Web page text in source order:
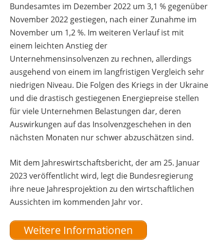
Bundesamtes im Dezember 2022 um 3,1 % gegenüber
November 2022 gestiegen, nach einer Zunahme im
November um 1,2 %. Im weiteren Verlauf ist mit
einem leichten Anstieg der
Unternehmensinsolvenzen zu rechnen, allerdings
ausgehend von einem im langfristigen Vergleich sehr
niedrigen Niveau. Die Folgen des Kriegs in der Ukraine
und die drastisch gestiegenen Energiepreise stellen
für viele Unternehmen Belastungen dar, deren
Auswirkungen auf das Insolvenzgeschehen in den
nächsten Monaten nur schwer abzuschätzen sind.
Mit dem Jahreswirtschaftsbericht, der am 25. Januar
2023 veröffentlicht wird, legt die Bundesregierung
ihre neue Jahresprojektion zu den wirtschaftlichen
Aussichten im kommenden Jahr vor.
Weitere Informationen